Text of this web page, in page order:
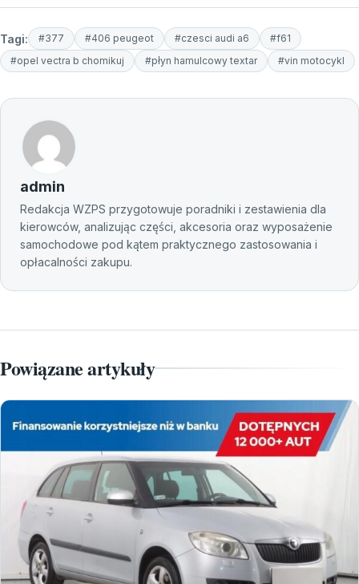
Tagi: #377 #406 peugeot #czesci audi a6
#f61
#opel vectra b chomikuj
#płyn hamulcowy textar #vin motocykl
admin
Redakcja WZPS przygotowuje poradniki i zestawienia dla
kierowców, analizując części, akcesoria oraz wyposażenie
samochodowe pod kątem praktycznego zastosowania i
opłacalności zakupu.
Powiązane artykuły